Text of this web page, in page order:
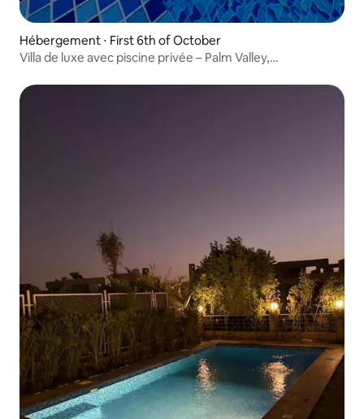
Hébergement ⋅ First 6th of October
Villa de luxe avec piscine privée – Palm Valley,